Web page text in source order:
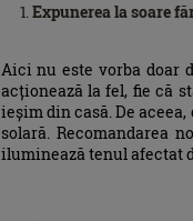
Expunerea la soare
Aici nu este vorba doar
acționează la fel, fie că
ieșim din casă. De
solară. Recomandarea
iluminează tenul afectat